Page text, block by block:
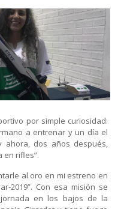
por simple curiosidad:
a entrenar y un día el
ahora, dos años después,
en rifles”.
al oro en mi estreno en
2019”. Con esa misión se
en los bajos de la